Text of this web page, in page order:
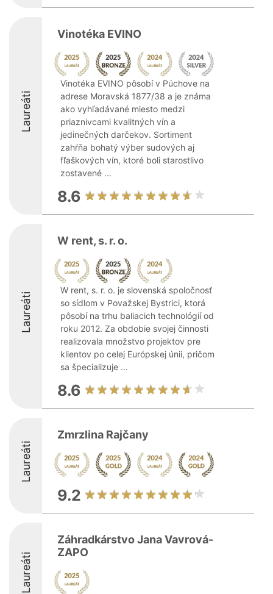
Laureáti
Vinotéka EVINO
Vinotéka EVINO pôsobí v Púchove na
adrese Moravská 1877/38 a je známa
ako vyhľadávané miesto medzi
priaznivcami kvalitných vín a
jedinečných darčekov. Sortiment
zahŕňa bohatý výber sudových aj
fľaškových vín, ktoré boli starostlivo
zostavené ...
8.6
Laureáti
W rent, s. r. o.
W rent, s. r. o. je slovenská spoločnosť
so sídlom v Považskej Bystrici, ktorá
pôsobí na trhu baliacich technológií od
roku 2012. Za obdobie svojej činnosti
realizovala množstvo projektov pre
klientov po celej Európskej únii, pričom
sa špecializuje ...
8.6
Laureáti
Zmrzlina Rajčany
9.2
Laureáti
Záhradkárstvo Jana Vavrová-
ZAPO